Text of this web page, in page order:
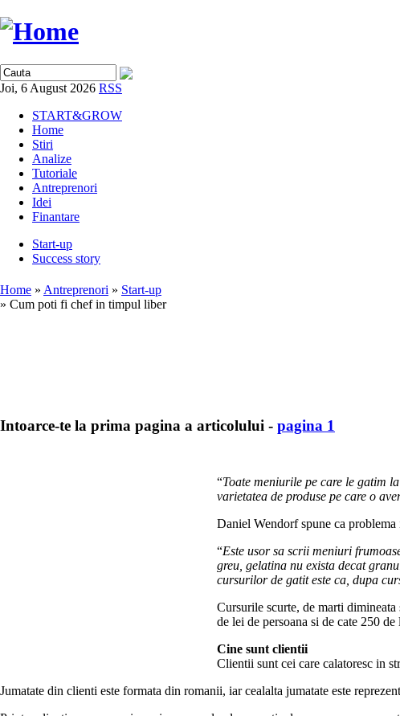
Joi, 6 August 2026 RSS
START&GROW
Home
Stiri
Analize
Tutoriale
Antreprenori
Idei
Finantare
Start-up
Success story
Home » Antreprenori » Start-up
» Cum poti fi chef in timpul liber
Intoarce-te la prima pagina a articolului - pagina 1
“Toate meniurile pe care le gatim
varietatea de produse pe care o
Daniel Wendorf spune ca problema
“Este usor sa scrii meniuri
greu, gelatina nu exista decat
cursurilor de gatit este ca, dupa
Cursurile scurte, de marti
de lei de persoana si de cate 250
Cine sunt clientii
Clientii sunt cei care calatoresc in
Jumatate din clienti este formata din romanii, iar cealalta jumatate este